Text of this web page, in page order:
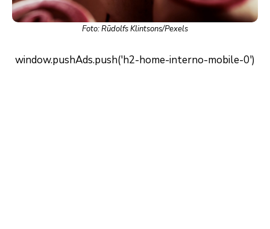
Foto: Rūdolfs Klintsons/Pexels